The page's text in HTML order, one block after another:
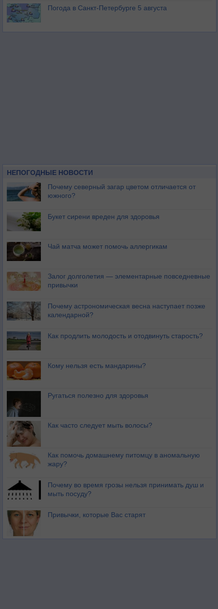
Погода в Санкт-Петербурге 5 августа
НЕПОГОДНЫЕ НОВОСТИ
Почему северный загар цветом отличается от
южного?
Букет сирени вреден для здоровья
Чай матча может помочь аллергикам
Залог долголетия — элементарные повседневные
привычки
Почему астрономическая весна наступает позже
календарной?
Как продлить молодость и отодвинуть старость?
Кому нельзя есть мандарины?
Ругаться полезно для здоровья
Как часто следует мыть волосы?
Как помочь домашнему питомцу в аномальную
жару?
Почему во время грозы нельзя принимать душ и
мыть посуду?
Привычки, которые Вас старят